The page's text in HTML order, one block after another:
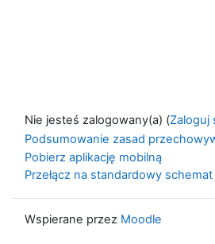
Nie jesteś zalogowany(a) (Zaloguj
Podsumowanie zasad
Pobierz aplikację mobilną
Przełącz na standardowy
Wspierane przez Moodle